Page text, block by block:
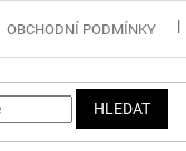
OBCHODNÍ PODMÍNKY
HLEDAT